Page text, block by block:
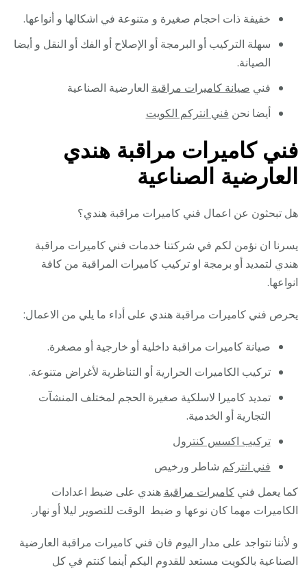
خفيفة ذات احجام صغيرة و متنوعة في اشكالها و أنواعها.
سهلة التركيب أو البرمجة أو الإصلاح أو الفك أو النقل و أيضا
الصيانة.
فني صيانة كاميرات مراقبة العارضية الصناعية
أيضا نحن فني انتركم الكويت
فني كاميرات مراقبة هندي
العارضية الصناعية
هل تبحثون عن اعمال فني كاميرات مراقبة هندي؟
يسرنا ان نؤمن لكم في شركتنا خدمات فني كاميرات مراقبة
هندي لتمديد أو برمجة او تركيب كاميرات المراقبة من كافة
انواعها.
يحرص فني كاميرات مراقبة هندي على أداء ما يلي من الاعمال:
صيانة كاميرات مراقبة داخلية أو خارجية أو مصغرة.
تركيب الكاميرات الحرارية أو التناظرية لأغراض متنوعة.
تمديد كاميرا لاسلكية صغيرة الحجم لمختلف المنشآت
التجارية أو الخدمية.
تركيب اكسس كنترول
فني انتركم شاطر ورخيص
كما يعمل فنيكاميرات مراقبة هندي على ضبط اعدادات
الكاميرات مهما كان نوعها و ضبط الوقت للتصوير ليلا أو نهار.
و لأننا نتواجد على مدار اليوم فان فني كاميرات مراقبة العارضية
الصناعية بالكويت مستعد للقدوم اليكم أينما كنتم في كل